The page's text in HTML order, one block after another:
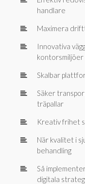
handlare
Maximera
Innovativa
kontorsmiljöer
Skalbar
Säker
träpallar
Kreativ frihet
När kvalitet i
behandling
Så
digitala